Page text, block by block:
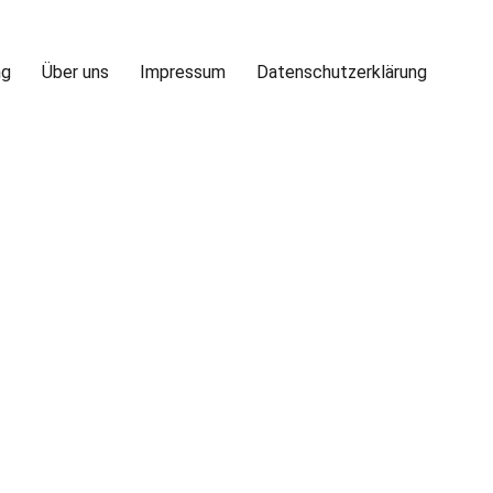
Über uns Impressum Datenschutzerklärung